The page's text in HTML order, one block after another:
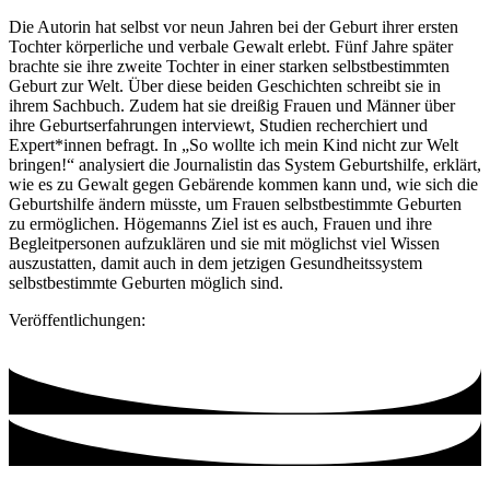
Die Autorin hat selbst vor neun Jahren bei der Geburt ihrer ersten
Tochter körperliche und verbale Gewalt erlebt. Fünf Jahre später
brachte sie ihre zweite Tochter in einer starken selbstbestimmten
Geburt zur Welt. Über diese beiden Geschichten schreibt sie in
ihrem Sachbuch. Zudem hat sie dreißig Frauen und Männer über
ihre Geburtserfahrungen interviewt, Studien recherchiert und
Expert*innen befragt. In „So wollte ich mein Kind nicht zur Welt
bringen!“ analysiert die Journalistin das System Geburtshilfe, erklärt,
wie es zu Gewalt gegen Gebärende kommen kann und, wie sich die
Geburtshilfe ändern müsste, um Frauen selbstbestimmte Geburten
zu ermöglichen. Högemanns Ziel ist es auch, Frauen und ihre
Begleitpersonen aufzuklären und sie mit möglichst viel Wissen
auszustatten, damit auch in dem jetzigen Gesundheitssystem
selbstbestimmte Geburten möglich sind.
Veröffentlichungen: